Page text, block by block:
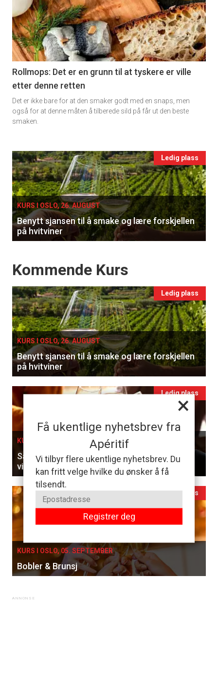
×
Få ukentlige nyhetsbrev fra
Apéritif
Vi tilbyr flere ukentlige nyhetsbrev. Du
kan fritt velge hvilke du ønsker å få
tilsendt.
Registrer deg
detail
-
section
11
Ukens
vin
Rollmops: Det er en grunn til at tyskere er ville
etter denne retten
Det er ikke bare for at den smaker godt med en snaps, men
også for at denne måten å tilberede sild på får ut den beste
smaken.
Events
single
Ledig plass
KURS I OSLO, 26. AUGUST
Benytt sjansen til å smake og lære forskjellen
på hvitviner
Events
Kommende Kurs
Ledig plass
KURS I OSLO, 26. AUGUST
Benytt sjansen til å smake og lære forskjellen
på hvitviner
Ledig plass
KURS I OSLO, 27. AUGUST
Sammenlign franske klassikere og ungarske
viner til en 5-retters meny
Ledig plass
KURS I OSLO, 05. SEPTEMBER
Bobler & Brunsj